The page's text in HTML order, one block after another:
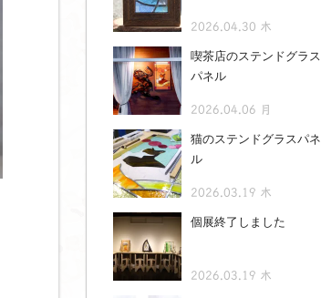
2026.04.30 木
喫茶店のステンドグラス
パネル
2026.04.06 月
猫のステンドグラスパネ
ル
2026.03.19 木
個展終了しました
2026.03.19 木